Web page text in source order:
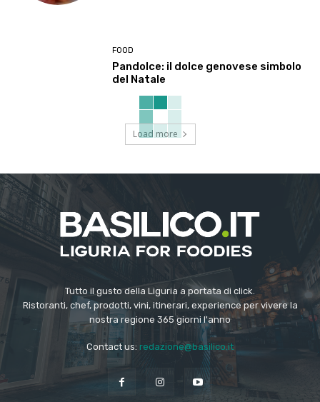
FOOD
Pandolce: il dolce genovese simbolo
del Natale
Load more